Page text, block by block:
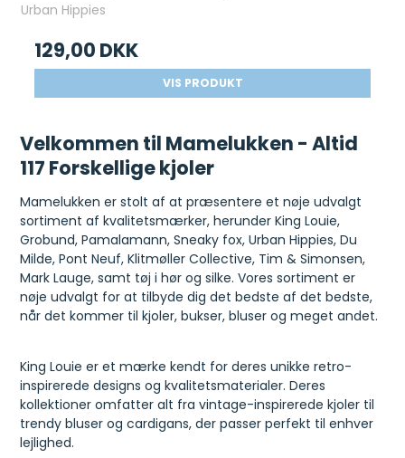
Urban Hippies
129,00 DKK
VIS PRODUKT
Velkommen til Mamelukken - Altid
117 Forskellige kjoler
Mamelukken er stolt af at præsentere et nøje udvalgt
sortiment af kvalitetsmærker, herunder King Louie,
Grobund, Pamalamann, Sneaky fox, Urban Hippies, Du
Milde, Pont Neuf, Klitmøller Collective, Tim & Simonsen,
Mark Lauge, samt tøj i hør og silke. Vores sortiment er
nøje udvalgt for at tilbyde dig det bedste af det bedste,
når det kommer til kjoler, bukser, bluser og meget andet.
King Louie er et mærke kendt for deres unikke retro-
inspirerede designs og kvalitetsmaterialer. Deres
kollektioner omfatter alt fra vintage-inspirerede kjoler til
trendy bluser og cardigans, der passer perfekt til enhver
lejlighed.